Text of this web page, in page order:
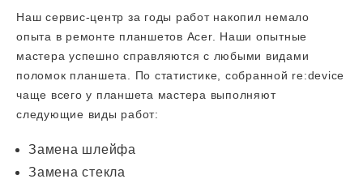
Наш сервис-центр за годы работ накопил немало
опыта в ремонте планшетов Acer. Наши опытные
мастера успешно справляются с любыми видами
поломок планшета. По статистике, собранной re:device
чаще всего у планшета мастера выполняют
следующие виды работ:
Замена шлейфа
Замена стекла